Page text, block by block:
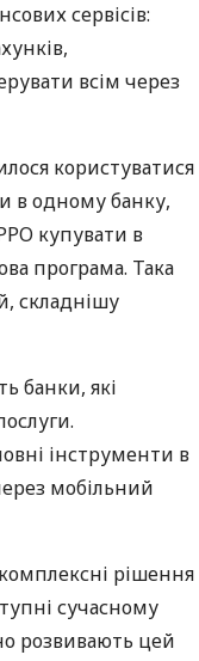
сервісів:
всім через
користуватися
в одному банку,
купувати в
програма. Така
складнішу
банки, які
інструменти в
мобільний
рішення
сучасному
розвивають цей